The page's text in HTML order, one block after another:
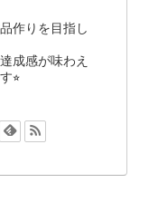
作りを目指し
成感が味わえ
⭐︎